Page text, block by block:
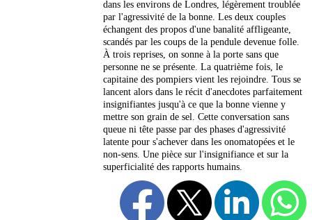
dans les environs de Londres, légèrement troublée
par l'agressivité de la bonne. Les deux couples
échangent des propos d'une banalité affligeante,
scandés par les coups de la pendule devenue folle.
À trois reprises, on sonne à la porte sans que
personne ne se présente. La quatrième fois, le
capitaine des pompiers vient les rejoindre. Tous se
lancent alors dans le récit d'anecdotes parfaitement
insignifiantes jusqu'à ce que la bonne vienne y
mettre son grain de sel. Cette conversation sans
queue ni tête passe par des phases d'agressivité
latente pour s'achever dans les onomatopées et le
non-sens. Une pièce sur l'insignifiance et sur la
superficialité des rapports humains.